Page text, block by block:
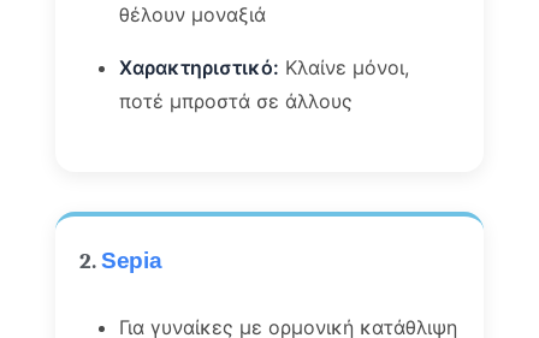
θέλουν μοναξιά
Χαρακτηριστικό: Κλαίνε μόνοι,
ποτέ μπροστά σε άλλους
2.Sepia
Για γυναίκες με ορμονική κατάθλιψη